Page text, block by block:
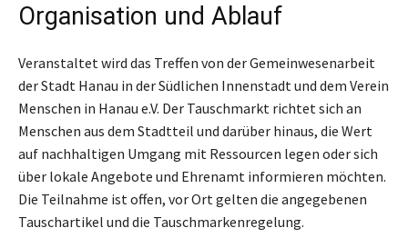
Organisation und Ablauf
Veranstaltet wird das Treffen von der Gemeinwesenarbeit
der Stadt Hanau in der Südlichen Innenstadt und dem Verein
Menschen in Hanau e.V. Der Tauschmarkt richtet sich an
Menschen aus dem Stadtteil und darüber hinaus, die Wert
auf nachhaltigen Umgang mit Ressourcen legen oder sich
über lokale Angebote und Ehrenamt informieren möchten.
Die Teilnahme ist offen, vor Ort gelten die angegebenen
Tauschartikel und die Tauschmarkenregelung.